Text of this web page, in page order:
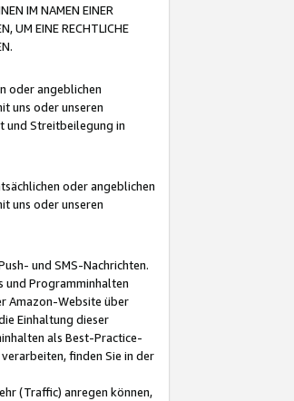
IM NAMEN EINER
UM EINE RECHTLICHE
oder angeblichen
uns oder unseren
und Streitbeilegung in
oder angeblichen
uns oder unseren
und SMS-Nachrichten.
und Programminhalten
Amazon-Website über
Einhaltung dieser
als Best-Practice-
finden Sie in der
(Traffic) anregen können,